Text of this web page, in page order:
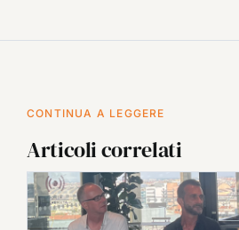
CONTINUA A LEGGERE
Articoli correlati